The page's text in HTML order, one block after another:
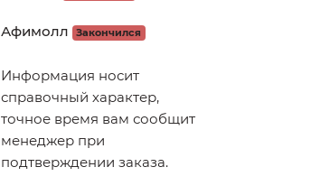
Афимолл Закончился
Информация носит
справочный характер,
точное время вам сообщит
менеджер при
подтверждении заказа.